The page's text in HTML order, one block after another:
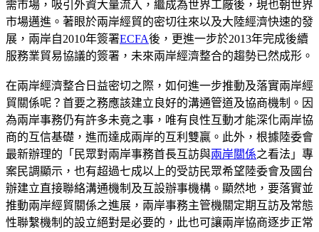
需市場，吸引外資大量流入，繼成為世界工廠後，現也朝世界
市場邁進。著眼於兩岸經貿的密切往來以及大陸經濟快速的發
展，兩岸自2010年簽署ECFA後，更進一步於2013年完成後續
服務業貿易協議的簽署，未來兩岸經濟整合的趨勢已然成形。
在兩岸經濟整合日益密切之際，如何進一步推動及落實兩岸經
貿關係呢？首要之務應該建立良好的溝通管道及協商機制。因
為兩岸事務仍有許多未竟之事，唯有良性互動才能深化兩岸協
商的互信基礎，進而達成兩岸的互利雙贏。此外，根據陸委會
最新辦理的「民眾對兩岸事務首長互訪與兩岸關係之看法」專
案民調顯示，也有超過七成以上的受訪民眾希望陸委會及國台
辦建立直接聯絡溝通機制及互設辦事機構。顯然地，要落實並
推動兩岸經貿關係之進展，兩岸事務主管機關定期互訪及常態
性聯繫機制的設立絕對是必要的，此也可讓兩岸協商逐步正常